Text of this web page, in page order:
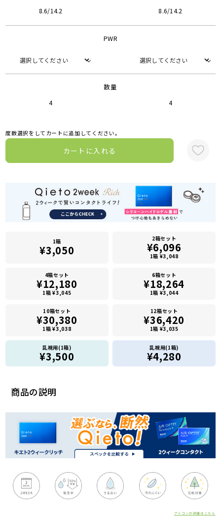
商品の説明
アイコンの詳細はこちら
8.6/14.2 8.6/14.2
PWR
数量
4 4
度数選択をしてカートに追加してください。
カートに入れる
1箱
¥3,050
2箱セット
¥6,096
1箱 ¥3,048
4箱セット
¥12,180
1箱 ¥3,045
6箱セット
¥18,264
1箱 ¥3,044
10箱セット
¥30,380
1箱 ¥3,038
12箱セット
¥36,420
1箱 ¥3,035
乱視用(1箱)
¥3,500
乱視用(1箱)
¥4,280